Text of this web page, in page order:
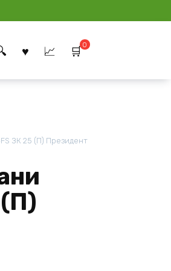
0
ЗК 25 (П) Президент